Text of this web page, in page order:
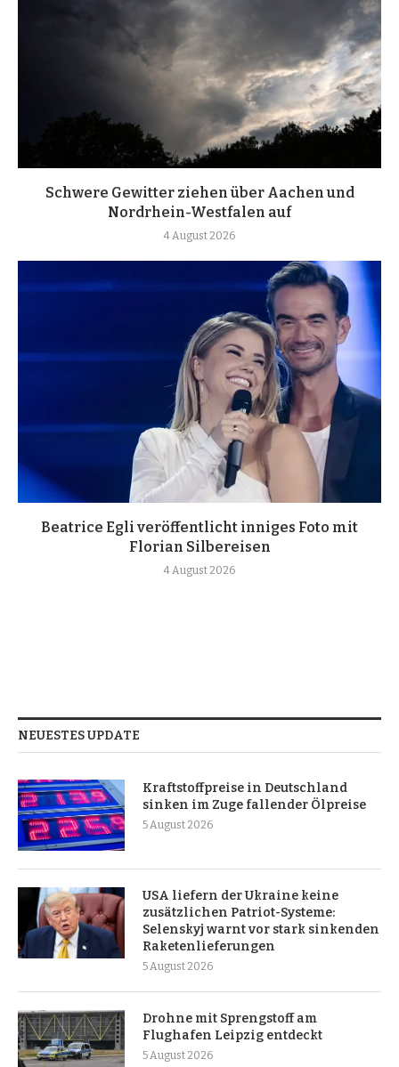
Schwere Gewitter ziehen über Aachen und
Nordrhein-Westfalen auf
4 August 2026
Beatrice Egli veröffentlicht inniges Foto mit
Florian Silbereisen
4 August 2026
NEUESTES UPDATE
Kraftstoffpreise in Deutschland
sinken im Zuge fallender Ölpreise
5 August 2026
USA liefern der Ukraine keine
zusätzlichen Patriot-Systeme:
Selenskyj warnt vor stark sinkenden
Raketenlieferungen
5 August 2026
Drohne mit Sprengstoff am
Flughafen Leipzig entdeckt
5 August 2026